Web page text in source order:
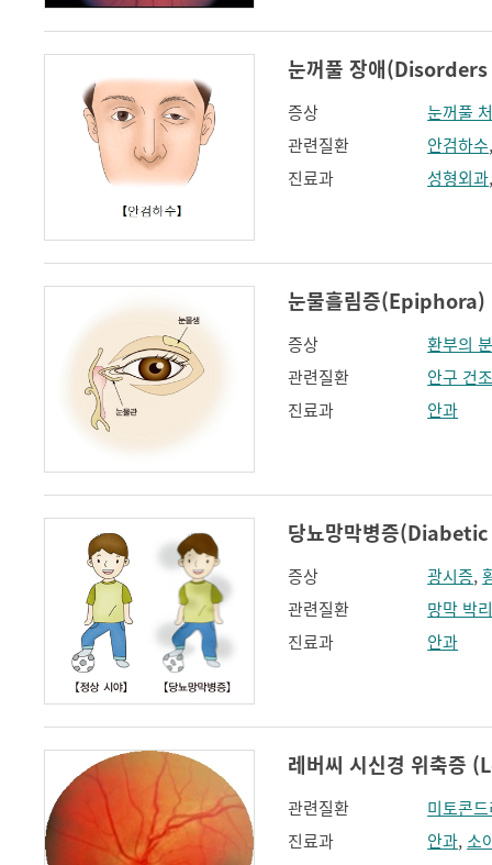
눈꺼풀 장애
증상
눈꺼풀
관련질환
안검하수
진료과
성형외과
눈물흘림증(Epiphora)
증상
환부의
관련질환
안구 건
진료과
안과
당뇨망막병증
증상 광시증,
관련질환
망막 박
진료과
안과
레버씨 시신경 위축
관련질환
미토콘
진료과
안과,소